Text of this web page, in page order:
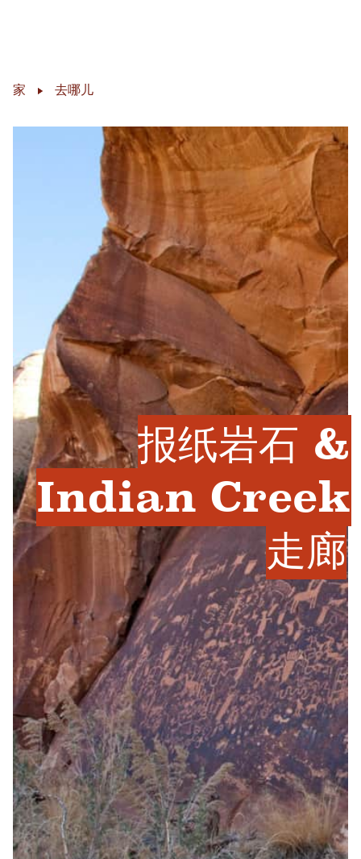
家 去哪儿
报纸岩石 &
Indian Creek
走廊